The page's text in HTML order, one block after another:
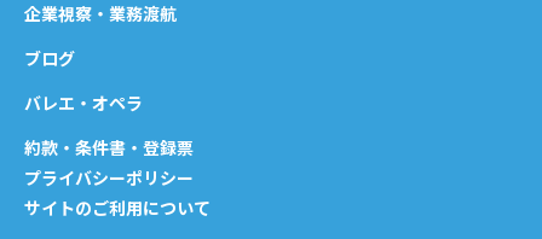
企業視察・業務渡航
ブログ
バレエ・オペラ
約款・条件書・登録票
プライバシーポリシー
サイトのご利用について